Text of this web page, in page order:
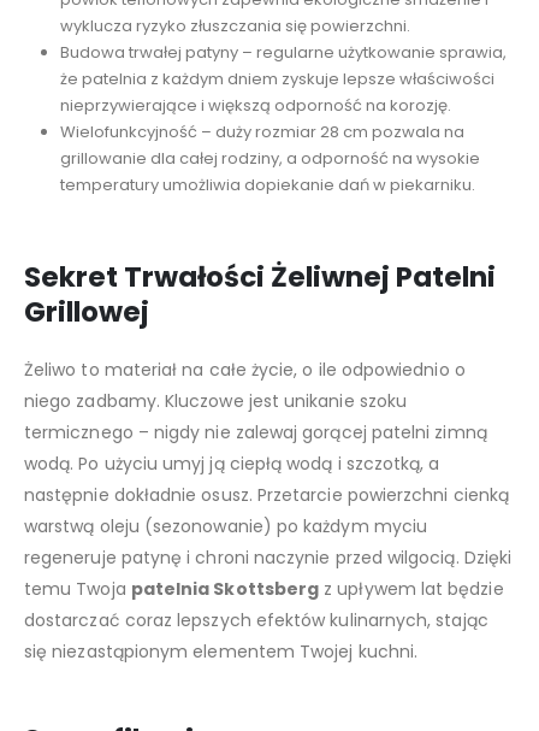
wyklucza ryzyko złuszczania się powierzchni.
Budowa trwałej patyny – regularne użytkowanie sprawia,
że patelnia z każdym dniem zyskuje lepsze właściwości
nieprzywierające i większą odporność na korozję.
Wielofunkcyjność – duży rozmiar 28 cm pozwala na
grillowanie dla całej rodziny, a odporność na wysokie
temperatury umożliwia dopiekanie dań w piekarniku.
Sekret Trwałości Żeliwnej Patelni
Grillowej
Żeliwo to materiał na całe życie, o ile odpowiednio o
niego zadbamy. Kluczowe jest unikanie szoku
termicznego – nigdy nie zalewaj gorącej patelni zimną
wodą. Po użyciu umyj ją ciepłą wodą i szczotką, a
następnie dokładnie osusz. Przetarcie powierzchni cienką
warstwą oleju (sezonowanie) po każdym myciu
regeneruje patynę i chroni naczynie przed wilgocią. Dzięki
temu Twoja patelnia Skottsberg z upływem lat będzie
dostarczać coraz lepszych efektów kulinarnych, stając
się niezastąpionym elementem Twojej kuchni.